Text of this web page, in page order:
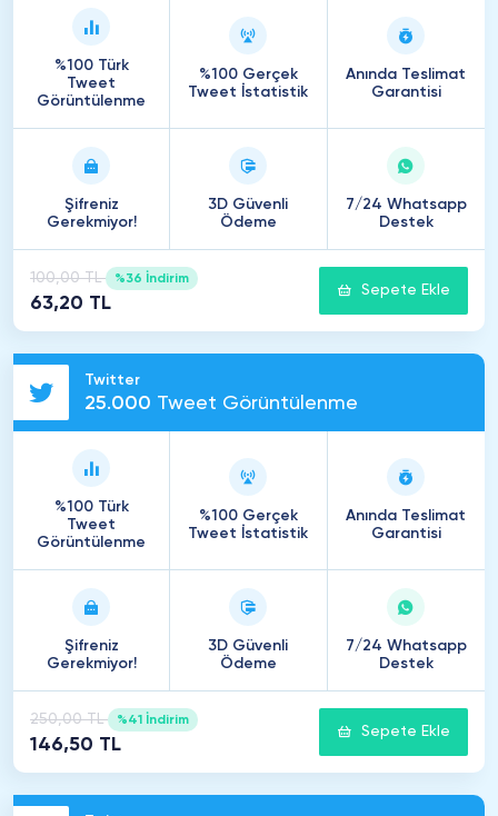
%100 Türk
Tweet
Görüntülenme
%100 Gerçek
Tweet İstatistik
Anında Teslimat
Garantisi
Şifreniz
Gerekmiyor!
3D Güvenli
Ödeme
7/24 Whatsapp
Destek
100,00 TL %36 İndirim
63,20 TL
Sepete Ekle
Twitter
25.000 Tweet Görüntülenme
%100 Türk
Tweet
Görüntülenme
%100 Gerçek
Tweet İstatistik
Anında Teslimat
Garantisi
Şifreniz
Gerekmiyor!
3D Güvenli
Ödeme
7/24 Whatsapp
Destek
250,00 TL %41 İndirim
146,50 TL
Sepete Ekle